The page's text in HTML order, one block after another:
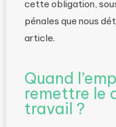
cette obligation,
pénales que nous
article.
Quand
remettre le
travail ?